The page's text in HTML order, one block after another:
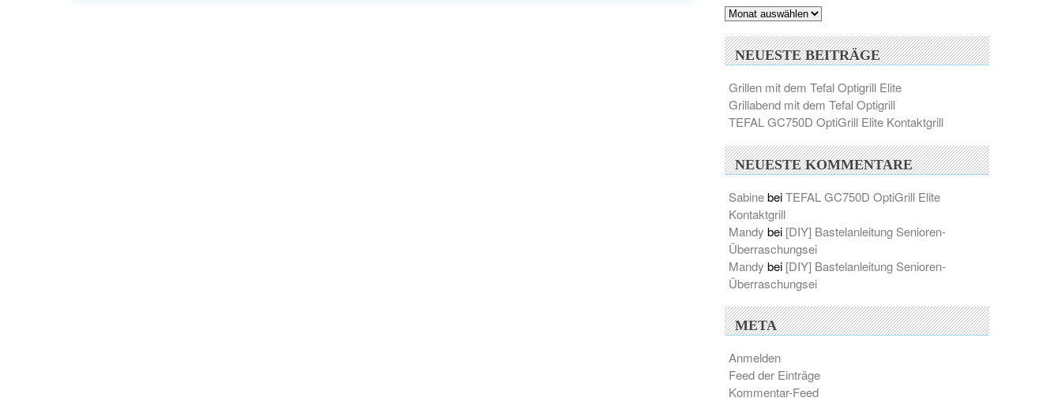
Archiv
NEUESTE BEITRÄGE
Grillen mit dem Tefal Optigrill Elite
Grillabend mit dem Tefal Optigrill
TEFAL GC750D OptiGrill Elite Kontaktgrill
NEUESTE KOMMENTARE
SabinebeiTEFAL GC750D OptiGrill Elite
Kontaktgrill
Mandy bei [DIY] Bastelanleitung Senioren-
Überraschungsei
Mandy bei [DIY] Bastelanleitung Senioren-
Überraschungsei
META
Anmelden
Feed der Einträge
Kommentar-Feed